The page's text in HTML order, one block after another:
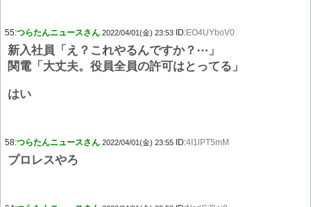
55:つらたんニュースさん 2022/04/01(金) 23:53 ID:EO4UYboV0
新入社員「え？これやるんですか？⋯」
関電「大丈夫。役員全員の許可はとってる」
はい
58:つらたんニュースさん 2022/04/01(金) 23:55 ID:4I1lPT5mM
プロレスやろ